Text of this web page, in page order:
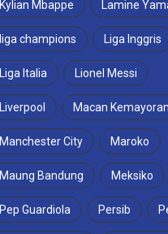
Kylian Mbappe Lamine
liga champions Liga Inggris
Liga Italia Lionel Messi
Liverpool Macan Kemayoran
Manchester City Maroko
Maung Bandung Meksiko
Pep Guardiola Persib